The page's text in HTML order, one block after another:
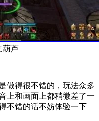
葫芦
做得很不错的，玩法众多
上和画面上都稍微差了一
不错的话不妨体验一下